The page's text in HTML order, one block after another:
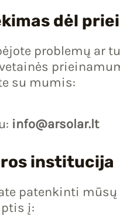
dėl
problemų ar
su mumis:
info@arsolar.lt
institucija
patenkinti
į: